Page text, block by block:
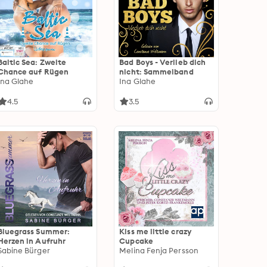
Sea: Zweite
auf Rügen
Glahe
4.5
Bad Boys - Verlieb dich
nicht: Sammelband
Ina Glahe
3.5
Summer:
in Aufruhr
Bürger
Kiss me little crazy
Cupcake
Melina Fenja Persson